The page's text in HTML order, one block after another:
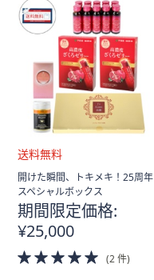
プ
し
ま
す。
送
料
無
料
開けた瞬間、トキメキ！25周年
スペシャルボックス
期間限定価格:
¥25,000
5.0
of
(2 件)